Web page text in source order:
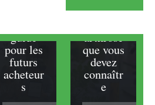
guide
pour les
futurs
acheteur
s
boswelli
arthrose
que vous
devez
connaîtr
e